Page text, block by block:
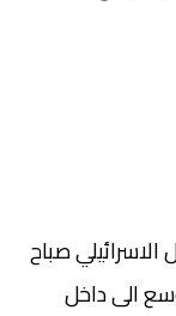
صباح
الى داخل